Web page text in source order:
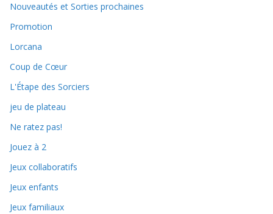
Nouveautés et Sorties prochaines
Promotion
Lorcana
Coup de Cœur
L'Étape des Sorciers
jeu de plateau
Ne ratez pas!
Jouez à 2
Jeux collaboratifs
Jeux enfants
Jeux familiaux